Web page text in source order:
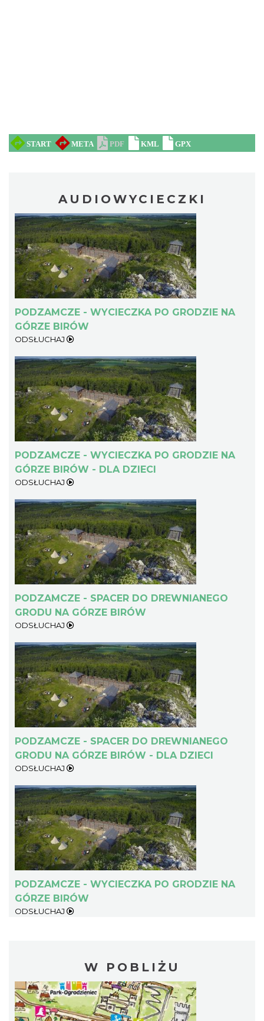
AUDIOWYCIECZKI
PODZAMCZE - WYCIECZKA PO GRODZIE NA
GÓRZE BIRÓW
ODSŁUCHAJ
PODZAMCZE - WYCIECZKA PO GRODZIE NA
GÓRZE BIRÓW - DLA DZIECI
ODSŁUCHAJ
PODZAMCZE - SPACER DO DREWNIANEGO
GRODU NA GÓRZE BIRÓW
ODSŁUCHAJ
PODZAMCZE - SPACER DO DREWNIANEGO
GRODU NA GÓRZE BIRÓW - DLA DZIECI
ODSŁUCHAJ
PODZAMCZE - WYCIECZKA PO GRODZIE NA
GÓRZE BIRÓW
ODSŁUCHAJ
W POBLIŻU